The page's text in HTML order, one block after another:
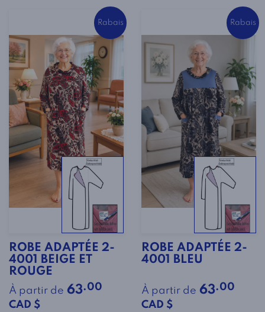
Rabais
ROBE ADAPTÉE 2-
4001 BEIGE ET
ROUGE
À partir de 63.00
CAD $
Rabais
ROBE ADAPTÉE 2-
4001 BLEU
À partir de 63.00
CAD $